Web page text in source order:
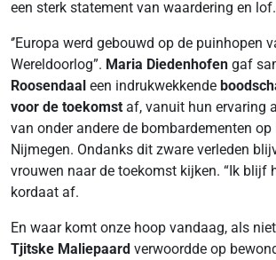
een sterk statement van waardering en lof.
‘’Europa werd gebouwd op de puinhopen
Wereldoorlog”. Maria Diedenhofen gaf
Roosendaal een indrukwekkende
voor de toekomst af, vanuit hun ervaring
van onder andere de bombardementen op
Nijmegen. Ondanks dit zware verleden
vrouwen naar de toekomst kijken. “Ik blijf
kordaat af.
En waar komt onze hoop vandaag, als
Tjitske Maliepaard verwoordde op